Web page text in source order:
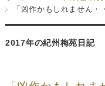
「凶作かもしれません・
2017年の紀州梅苑日記